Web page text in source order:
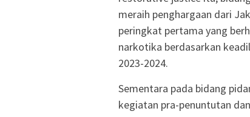
meraih penghargaan dari
peringkat pertama yang
narkotika berdasarkan
2023-2024.
Sementara pada bidang
kegiatan pra-penuntutan